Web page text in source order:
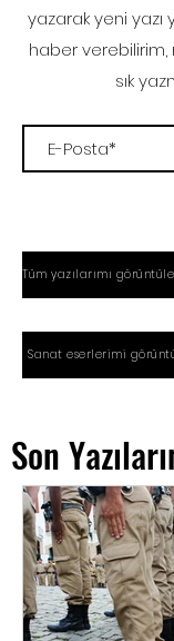
yazarak yeni yazı
haber
sık
Tüm yazılarımı
Sanat eserlerimi
Son